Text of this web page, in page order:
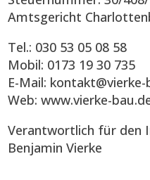
Amtsgericht
Tel.: 030 53 05 08 58
Mobil: 0173 19 30 735
E-Mail: kontakt@vierke-
Web: www.vierke-
Verantwortlich für den
Benjamin Vierke